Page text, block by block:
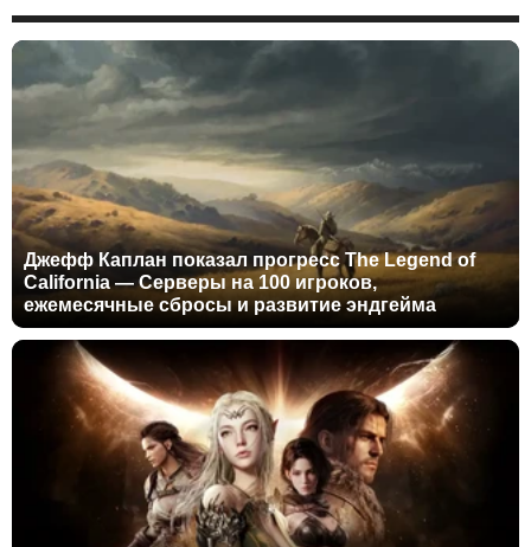
Джефф Каплан показал прогресс The Legend of
California — Серверы на 100 игроков,
ежемесячные сбросы и развитие эндгейма